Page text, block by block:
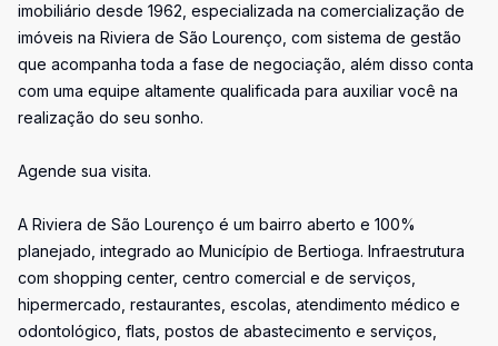
imobiliário desde 1962, especializada na comercialização de
imóveis na Riviera de São Lourenço, com sistema de gestão
que acompanha toda a fase de negociação, além disso conta
com uma equipe altamente qualificada para auxiliar você na
realização do seu sonho.
Agende sua visita.
A Riviera de São Lourenço é um bairro aberto e 100%
planejado, integrado ao Município de Bertioga. Infraestrutura
com shopping center, centro comercial e de serviços,
hipermercado, restaurantes, escolas, atendimento médico e
odontológico, flats, postos de abastecimento e serviços,